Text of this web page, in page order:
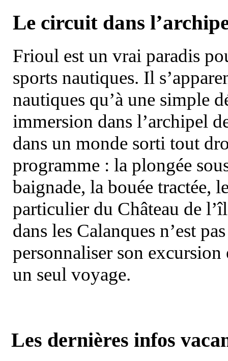
Le circuit dans
Frioul est un vrai paradis
sports nautiques. Il
nautiques qu’à une simple
immersion dans l’archipel
dans un monde sorti tout
programme : la plongée
baignade, la bouée tractée,
particulier du Château de
dans les Calanques n’est
personnaliser son
un seul voyage.
Les dernières infos